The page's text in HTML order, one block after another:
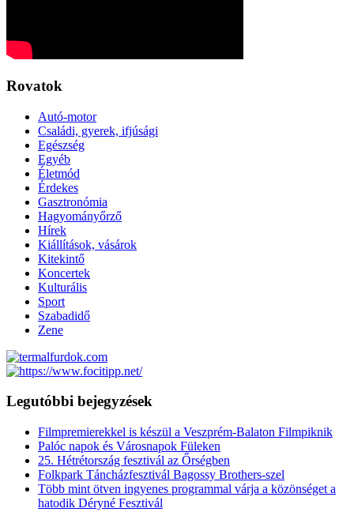
Rovatok
Autó-motor
Családi, gyerek, ifjúsági
Egészség
Egyéb
Életmód
Érdekes
Gasztronómia
Hagyományőrző
Hírek
Kiállítások, vásárok
Kitekintő
Koncertek
Kulturális
Sport
Szabadidő
Zene
Legutóbbi bejegyzések
Filmpremierekkel is készül a Veszprém-Balaton Filmpiknik
Palóc napok és Városnapok Füleken
25. Hétrétország fesztivál az Őrségben
Folkpark Táncházfesztivál Bagossy Brothers-szel
Több mint ötven ingyenes programmal várja a közönséget a
hatodik Déryné Fesztivál